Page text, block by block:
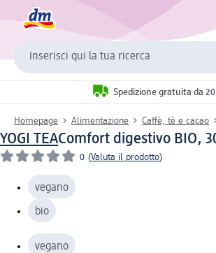
Inserisci qui la tua ricerca
Spedizione gratuita da 20
Homepage Alimentazione Caffè, tè e cacao
YOGI TEAComfort digestivo BIO,
0 (Valuta il prodotto)
vegano
bio
vegano